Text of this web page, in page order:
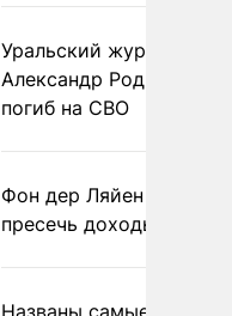
Уральский журналист
Александр Родионов
погиб на СВО
Фон дер Ляйен
пресечь доходы России
Названы самые